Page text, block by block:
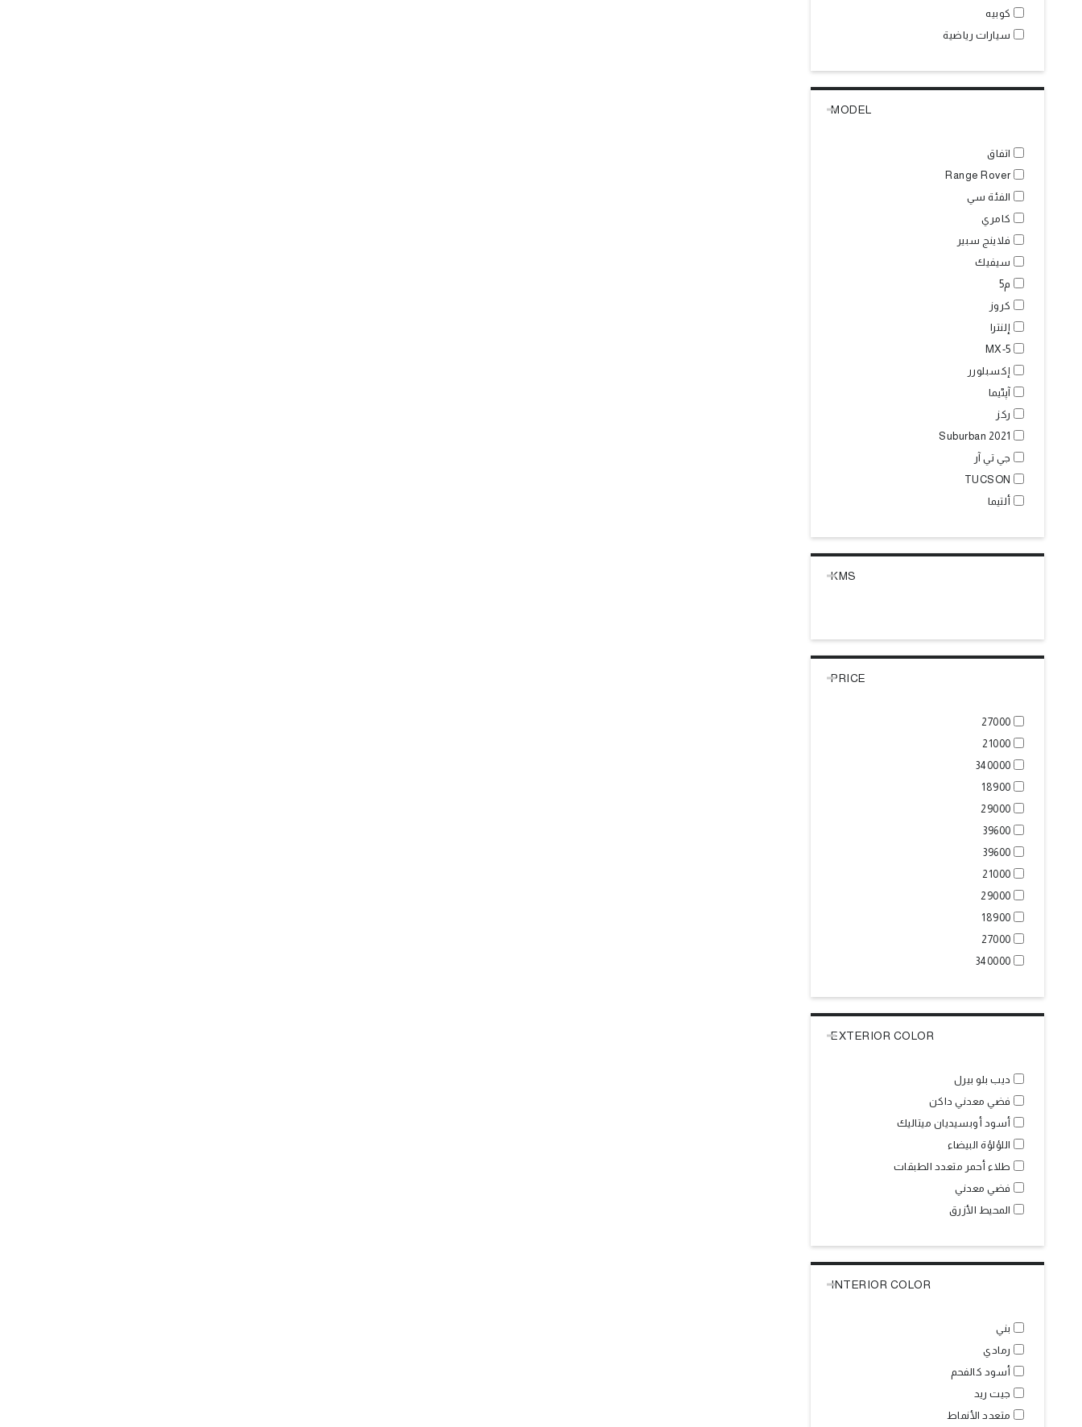
كوبيه
سيارات رياضية
MODEL
اتفاق
Range Rover
الفئة سي
كامري
فلاينج سبير
سيفيك
م5
كروز
إلنترا
MX-5
إكسبلورر
آپٹیما
ركز
Suburban 2021
جي تي آر
TUCSON
ألتيما
KMS
PRICE
27000
21000
340000
18900
29000
39600
39600
21000
29000
18900
27000
340000
EXTERIOR COLOR
ديب بلو بيرل
فضي معدني داكن
أسود أوبسيديان ميتاليك
اللؤلؤة البيضاء
طلاء أحمر متعدد الطبقات
فضي معدني
المحيط الأزرق
INTERIOR COLOR
بني
رمادي
أسود كالفحم
جيت ريد
متعدد الأنماط